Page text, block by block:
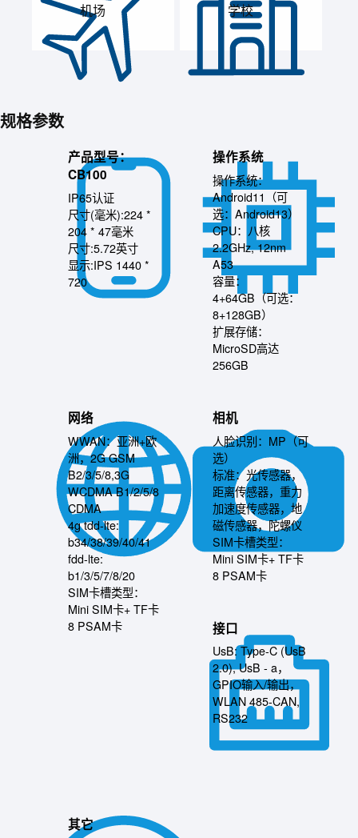
机场 学校
规格参数
产品型号：
CB100
IP65认证
尺寸(毫米):224 *
204 * 47毫米
尺寸:5.72英寸
显示:IPS 1440 *
720
操作系统
操作系统：
Android11（可
选：Android13）
CPU：八核
2.2GHz, 12nm
A53
容量：
4+64GB（可选：
8+128GB）
扩展存储：
MicroSD高达
256GB
网络
WWAN：亚洲+欧
洲，2G GSM
B2/3/5/8,3G
WCDMA B1/2/5/8
CDMA
4g tdd-lte:
b34/38/39/40/41
fdd-lte:
b1/3/5/7/8/20
SIM卡槽类型：
Mini SIM卡+ TF卡
8 PSAM卡
相机
人脸识别：MP（可
选）
标准：光传感器，
距离传感器，重力
加速度传感器，地
磁传感器，陀螺仪
SIM卡槽类型：
Mini SIM卡+ TF卡
8 PSAM卡
接口
UsB: Type-C (UsB
2.0), UsB - a，
GPIO输入/输出，
WLAN 485-CAN,
RS232
其它